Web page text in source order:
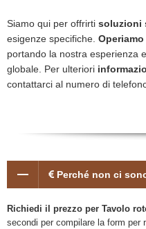
Siamo qui per offrirti soluzioni
esigenze specifiche.
portando la nostra esperienza
globale. Per ulteriori
contattarci al numero di
Perché non ci
Richiedi il prezzo per Tavolo
secondi per compilare la form per